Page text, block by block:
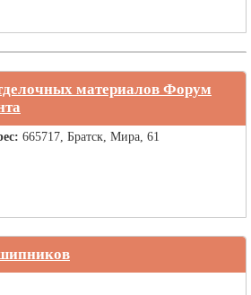
материалов Форум
665717, Братск, Мира, 61